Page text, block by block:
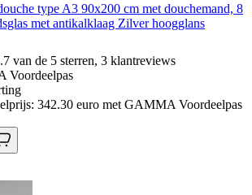
type A3 90x200 cm met douchemand, 8
met antikalklaag Zilver hoogglans
van de 5 sterren, 3 klantreviews
Voordeelpas
342.30 euro met GAMMA Voordeelpas